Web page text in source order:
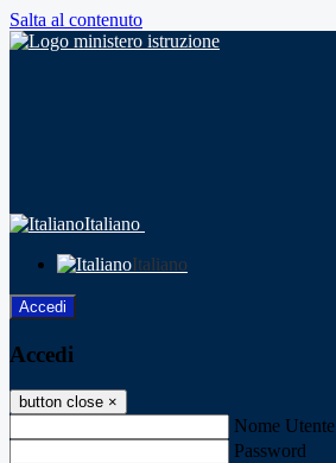
Salta al contenuto
Italiano
Italiano
Accedi
Accedi
button close ×
Nome Utente
Password